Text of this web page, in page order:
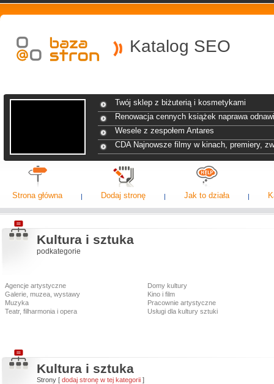
Katalog SEO
Twój sklep z biżuterią i kosmetykami
Renowacja cennych książek naprawa
Wesele z zespołem Antares
CDA Najnowsze filmy w kinach, premiery,
Strona główna Dodaj stronę Jak to działa
Kultura i sztuka
podkategorie
Agencje artystyczne
Domy kultury
Galerie, muzea, wystawy
Kino i film
Muzyka
Pracownie artystyczne
Teatr, filharmonia i opera
Usługi dla kultury sztuki
Kultura i sztuka
Strony [ dodaj stronę w tej kategorii ]